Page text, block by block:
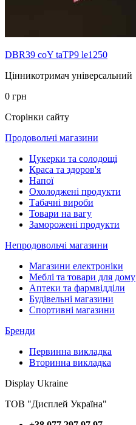
DBR39 coY taTP9 le1250
Цінникотримач універсальний
0 грн
Сторінки сайту
Продовольчі магазини
Цукерки та солодощі
Краса та здоров'я
Напої
Охолоджені продукти
Табачні вироби
Товари на вагу
Заморожені продукти
Непродовольчі магазини
Магазини електроніки
Меблі та товари для дому
Аптеки та фармвідділи
Будівельні магазини
Спортивні магазини
Бренди
Первинна викладка
Вторинна викладка
Display Ukraine
ТОВ "Дисплей Україна"